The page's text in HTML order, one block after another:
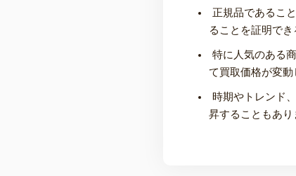
正規品であるこ
ることを証明でき
特に人気のある
て買取価格が変動
時期やトレンド
昇することもあり